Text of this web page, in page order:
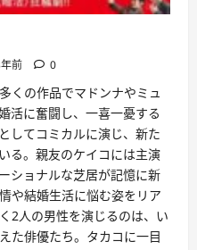
前 0
くの作品でマドンナやミュ
活に奮闘し、一喜一憂する
してコミカルに演じ、新た
る。親友のケイコには主演
ショナルな芝居が記憶に新
や結婚生活に悩む姿をリア
2人の男性を演じるのは、い
た俳優たち。タカコに一目